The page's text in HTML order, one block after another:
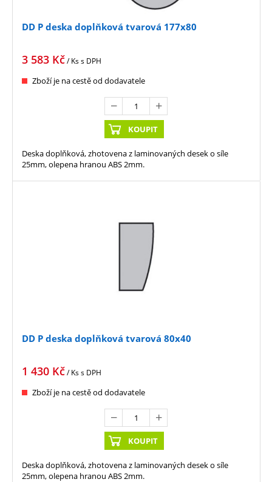
DD P deska doplňková tvarová 177x80
3 583 Kč/ Kss DPH
Zboží je na cestě od dodavatele
KOUPIT
Deska doplňková, zhotovena z laminovaných desek o síle
25mm, olepena hranou ABS 2mm.
DD P deska doplňková tvarová 80x40
1 430 Kč/ Kss DPH
Zboží je na cestě od dodavatele
KOUPIT
Deska doplňková, zhotovena z laminovaných desek o síle
25mm, olepena hranou ABS 2mm.